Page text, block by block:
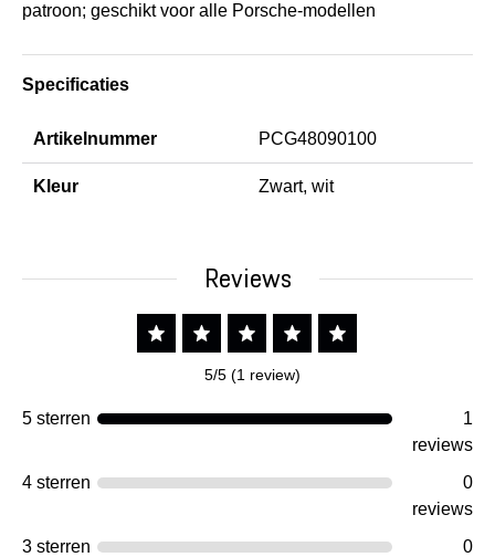
patroon; geschikt voor alle Porsche-modellen
Specificaties
Artikelnummer PCG48090100
Kleur Zwart, wit
Reviews
5/5 (1 review)
5 sterren
1
reviews
4 sterren
0
reviews
3 sterren
0